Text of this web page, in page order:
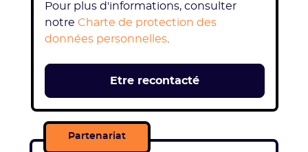
Pour plus d'informations, consulter
notre Charte de protection des
données personnelles.
Partenariat